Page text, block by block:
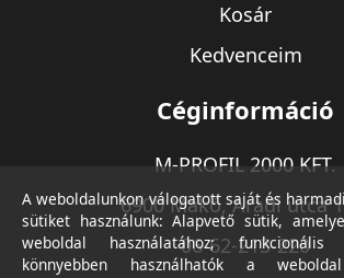
Kosár
Kedvenceim
Céginformáció
M-PROFIL 2000 KFT.
6900 Makó, Aradi utca
06-62-213-220
A weboldalunkon válogatott saját és
sütiket használunk: Alapvető sütik,
weboldal használatához;
könnyebben használhatók a